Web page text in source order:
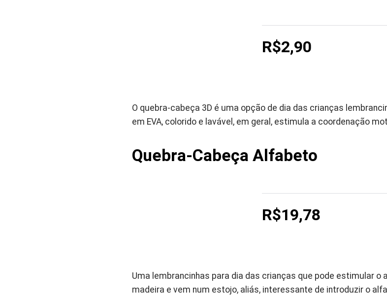
R$2,90
O quebra-cabeça 3D é uma opção de dia das crianças
em EVA, colorido e lavável, em geral, estimula a coordenação
Quebra-Cabeça Alfabeto
R$19,78
Uma lembrancinhas para dia das crianças que pode estimular o
madeira e vem num estojo, aliás, interessante de introduzir o